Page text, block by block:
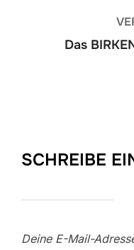
Das
SCHREIBE
Deine E-Mail-